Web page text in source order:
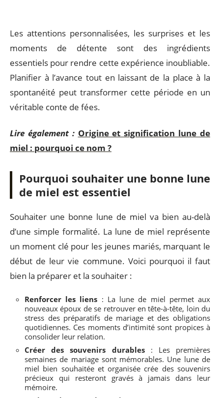
Les attentions personnalisées, les surprises et les
moments de détente sont des ingrédients
essentiels pour rendre cette expérience inoubliable.
Planifier à l’avance tout en laissant de la place à la
spontanéité peut transformer cette période en un
véritable conte de fées.
Lire également : Origine et signification lune de
miel : pourquoi ce nom ?
Pourquoi souhaiter une bonne lune
de miel est essentiel
Souhaiter une bonne lune de miel va bien au-delà
d’une simple formalité. La lune de miel représente
un moment clé pour les jeunes mariés, marquant le
début de leur vie commune. Voici pourquoi il faut
bien la préparer et la souhaiter :
Renforcer les liens : La lune de miel permet aux
nouveaux époux de se retrouver en tête-à-tête, loin du
stress des préparatifs de mariage et des obligations
quotidiennes. Ces moments d’intimité sont propices à
consolider leur relation.
Créer des souvenirs durables: Les premières
semaines de mariage sont mémorables. Une lune de
miel bien souhaitée et organisée crée des souvenirs
précieux qui resteront gravés à jamais dans leur
mémoire.